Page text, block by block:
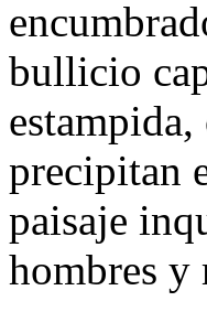
bullicio
precipitan
paisaje
hombres y